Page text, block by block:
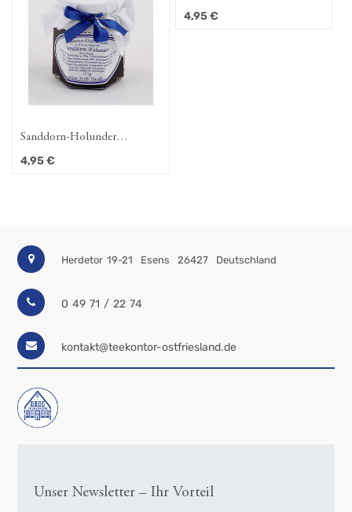
Sanddorn-Holunder
Konfitüre 210g
4,95€
Fruchtaufstrich 210g
4,95€
Herdetor 19-21 Esens 26427 Deutschland
0 49 71 / 22 74
kontakt@teekontor-ostfriesland.de
Unser Newsletter – Ihr Vorteil